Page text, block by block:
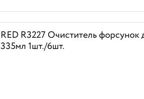
RED R3227 Очиститель форсунок
335мл 1шт./6шт.